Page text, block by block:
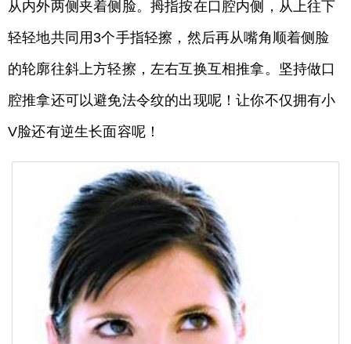
从内外两侧夹着侧脸。拇指按在口腔内侧，从上往下
轻轻地共同用3个手指轻擦，然后再从嘴角顺着侧脸
的轮廓往斜上方轻擦，左右互换互相推拿。坚持做口
腔推拿还可以避免法令纹的出现呢！让你不仅拥有小
V脸还有逆生长面容呢！